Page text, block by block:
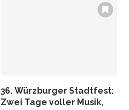
36. Würzburger Stadtfest:
Zwei Tage voller Musik,